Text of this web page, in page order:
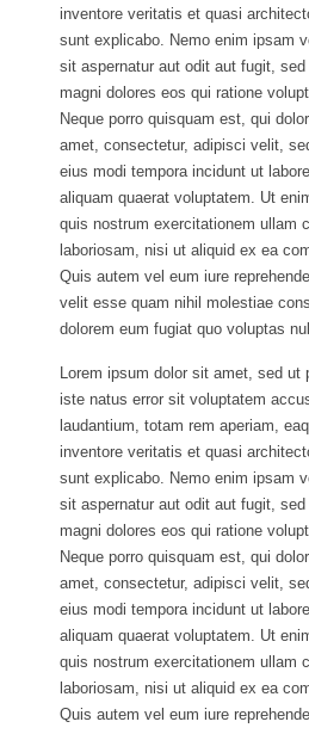
inventore veritatis et quasi
sunt explicabo. Nemo enim ipsam
sit aspernatur aut odit aut fugit,
magni dolores eos qui ratione
Neque porro quisquam est, qui
amet, consectetur, adipisci velit,
eius modi tempora incidunt ut
aliquam quaerat voluptatem. Ut
quis nostrum exercitationem ullam
laboriosam, nisi ut aliquid ex ea
Quis autem vel eum iure
velit esse quam nihil molestiae
dolorem eum fugiat quo voluptas
Lorem ipsum dolor sit amet, sed
iste natus error sit voluptatem
laudantium, totam rem aperiam,
inventore veritatis et quasi
sunt explicabo. Nemo enim ipsam
sit aspernatur aut odit aut fugit,
magni dolores eos qui ratione
Neque porro quisquam est, qui
amet, consectetur, adipisci velit,
eius modi tempora incidunt ut
aliquam quaerat voluptatem. Ut
quis nostrum exercitationem ullam
laboriosam, nisi ut aliquid ex ea
Quis autem vel eum iure